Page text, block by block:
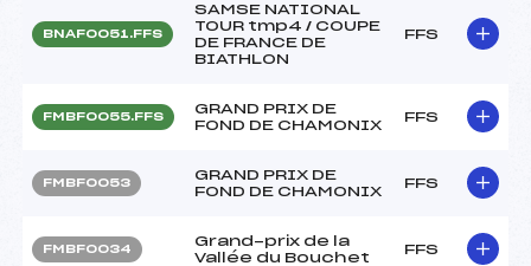
BNAF0051.FFS
SAMSE NATIONAL
TOUR tmp4 / COUPE
DE FRANCE DE
BIATHLON
FFS
FMBF0055.FFS
GRAND PRIX DE
FOND DE CHAMONIX
FFS
FMBF0053
GRAND PRIX DE
FOND DE CHAMONIX
FFS
FMBF0034
Grand-prix de la
Vallée du Bouchet
FFS